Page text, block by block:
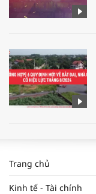
Trang chủ
Kinh tế - Tài chính